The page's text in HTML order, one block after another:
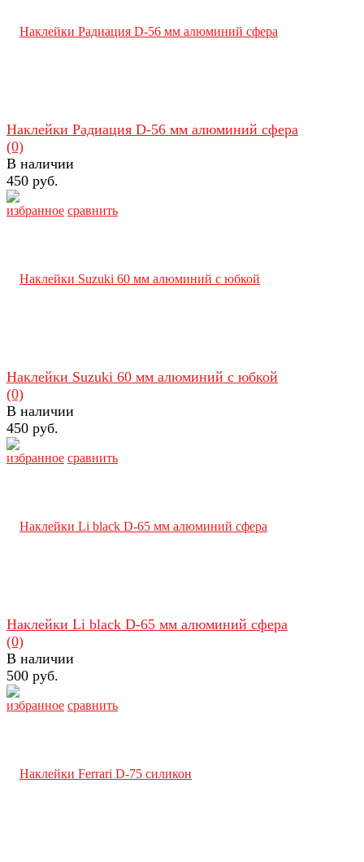
избранное сравнить
Наклейки Радиация D-56 мм алюминий сфера
(0)
В наличии
450 руб.
избранное сравнить
Наклейки Suzuki 60 мм алюминий с юбкой
(0)
В наличии
450 руб.
избранное сравнить
Наклейки Li black D-65 мм алюминий сфера
(0)
В наличии
500 руб.